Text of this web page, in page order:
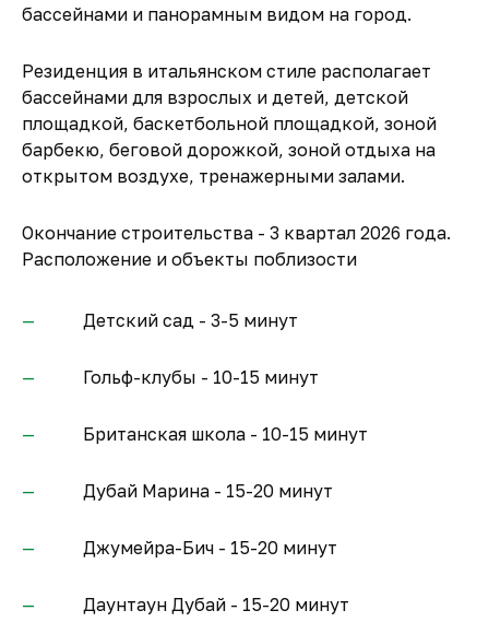
бассейнами и панорамным видом на город.
Резиденция в итальянском стиле располагает
бассейнами для взрослых и детей, детской
площадкой, баскетбольной площадкой, зоной
барбекю, беговой дорожкой, зоной отдыха на
открытом воздухе, тренажерными залами.
Окончание строительства - 3 квартал 2026 года.
Расположение и объекты поблизости
Детский сад - 3-5 минут
Гольф-клубы - 10-15 минут
Британская школа - 10-15 минут
Дубай Марина - 15-20 минут
Джумейра-Бич - 15-20 минут
Даунтаун Дубай - 15-20 минут